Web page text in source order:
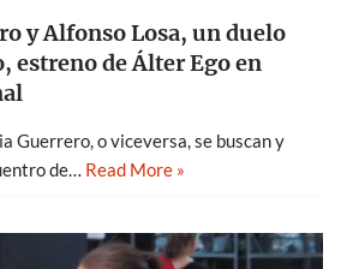
y Alfonso Losa, un duelo
estreno de Álter Ego en
Guerrero, o viceversa, se buscan y
de… Read More »